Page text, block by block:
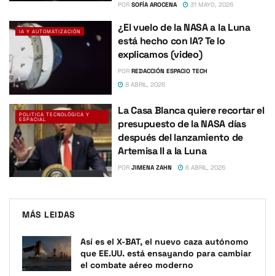
POR SOFÍA AROCENA 31 MAYO, 2026
IA Y AUTOMATIZACIÓN
¿El vuelo de la NASA a la Luna
está hecho con IA? Te lo
explicamos (video)
POR REDACCIÓN ESPACIO TECH
8 ABRIL, 2026
POLITICA TECNOLÓGICA Y
ESPACIAL
La Casa Blanca quiere recortar el
presupuesto de la NASA días
después del lanzamiento de
Artemisa II a la Luna
POR JIMENA ZAHN 6 ABRIL, 2026
MÁS LEIDAS
Así es el X-BAT, el nuevo caza autónomo
que EE.UU. está ensayando para cambiar
el combate aéreo moderno